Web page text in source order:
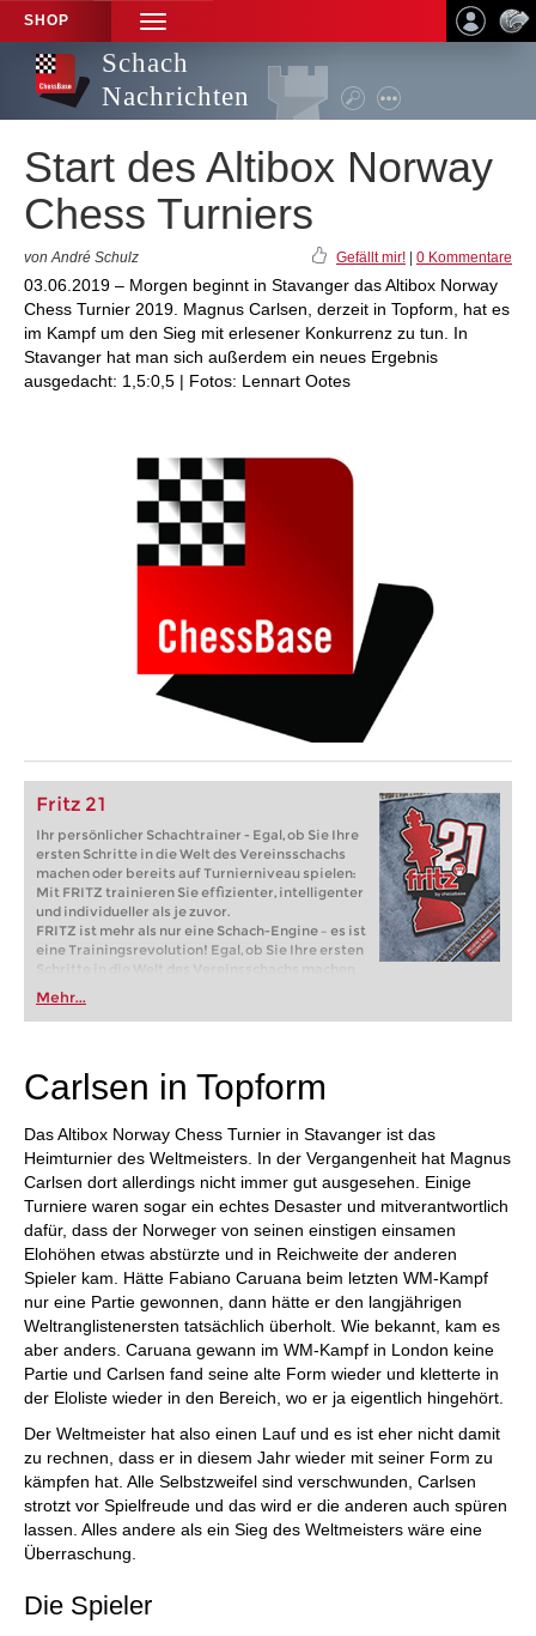
SHOP
TOGGLE
NAVIGATION
Schach
Nachrichten
Start des Altibox Norway
Chess Turniers
von André Schulz Gefällt mir! 0 Kommentare
03.06.2019 – Morgen beginnt in Stavanger das Altibox Norway
Chess Turnier 2019. Magnus Carlsen, derzeit in Topform, hat es
im Kampf um den Sieg mit erlesener Konkurrenz zu tun. In
Stavanger hat man sich außerdem ein neues Ergebnis
ausgedacht: 1,5:0,5 | Fotos: Lennart Ootes
Fritz 21
Ihr persönlicher Schachtrainer - Egal, ob Sie Ihre
ersten Schritte in die Welt des Vereinsschachs
machen oder bereits auf Turnierniveau spielen:
Mit FRITZ trainieren Sie effizienter, intelligenter
und individueller als je zuvor.
FRITZ ist mehr als nur eine Schach-Engine – es ist
eine Trainingsrevolution! Egal, ob Sie Ihre ersten
Schritte in die Welt des Vereinsschachs machen
oder bereits auf Turnierniveau spielen: Mit
FRITZ trainieren Sie effizienter, intelligenter und
individueller als je zuvor.
Mehr...
Carlsen in Topform
Das Altibox Norway Chess Turnier in Stavanger ist das
Heimturnier des Weltmeisters. In der Vergangenheit hat Magnus
Carlsen dort allerdings nicht immer gut ausgesehen. Einige
Turniere waren sogar ein echtes Desaster und mitverantwortlich
dafür, dass der Norweger von seinen einstigen einsamen
Elohöhen etwas abstürzte und in Reichweite der anderen
Spieler kam. Hätte Fabiano Caruana beim letzten WM-Kampf
nur eine Partie gewonnen, dann hätte er den langjährigen
Weltranglistenersten tatsächlich überholt. Wie bekannt, kam es
aber anders. Caruana gewann im WM-Kampf in London keine
Partie und Carlsen fand seine alte Form wieder und kletterte in
der Eloliste wieder in den Bereich, wo er ja eigentlich hingehört.
Der Weltmeister hat also einen Lauf und es ist eher nicht damit
zu rechnen, dass er in diesem Jahr wieder mit seiner Form zu
kämpfen hat. Alle Selbstzweifel sind verschwunden, Carlsen
strotzt vor Spielfreude und das wird er die anderen auch spüren
lassen. Alles andere als ein Sieg des Weltmeisters wäre eine
Überraschung.
Die Spieler